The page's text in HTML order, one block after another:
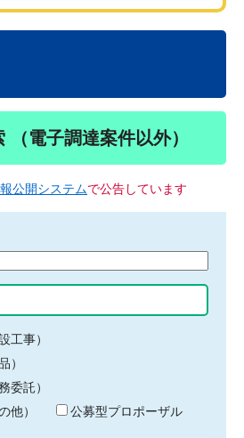
（電子調達案件以外）
公開システムで公告しています
工事）
）
委託）
他）
公募型プロポーザル